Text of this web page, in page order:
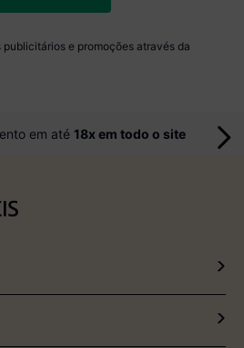
e promoções através da
em até 18x em todo o site